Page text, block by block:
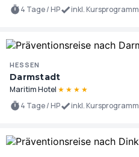
4 Tage / HP
inkl. Kursprogramm
HESSEN
Darmstadt
Maritim Hotel ★ ★ ★ ★
4 Tage / HP
inkl. Kursprogramm